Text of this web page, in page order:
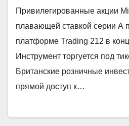
Привилегированные акции
плавающей ставкой серии А
платформе Trading 212 в
Инструмент торгуется под
Британские розничные
прямой доступ к…